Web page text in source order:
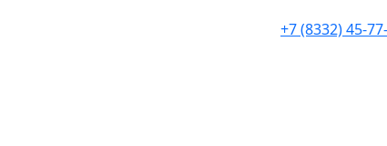
+7 (8332) 45-